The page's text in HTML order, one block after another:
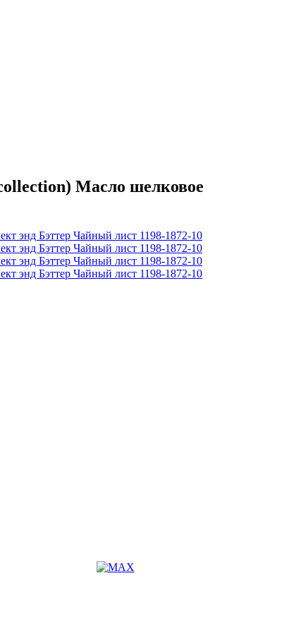
Масло шелковое